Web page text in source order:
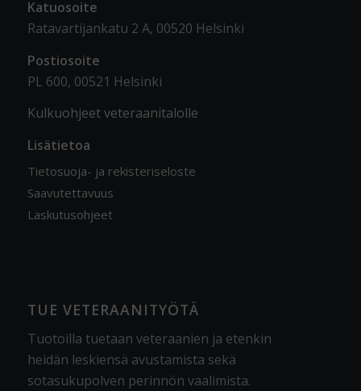
Katuosoite
Ratavartijankatu 2 A, 00520 Helsinki
Postiosoite
PL 600, 00521 Helsinki
Kulkuohjeet veteraanitalolle
Lisätietoa
Tietosuoja- ja rekisteriseloste
Saavutettavuus
Laskutusohjeet
TUE VETERAANITYÖTÄ
Tuotoilla tuetaan veteraanien ja etenkin
heidän leskiensä avustamista sekä
sotasukupolven perinnön vaalimista.